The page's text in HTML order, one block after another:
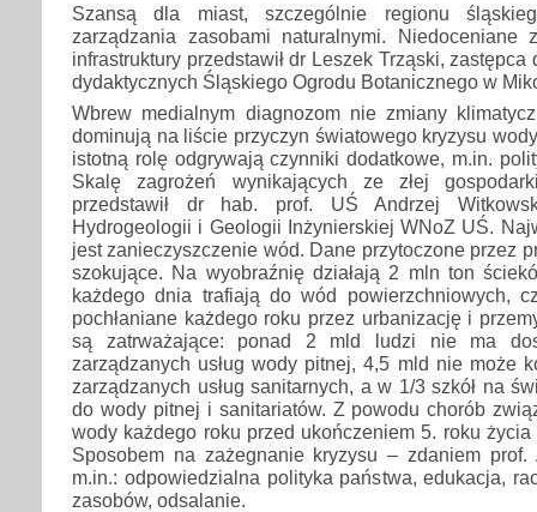
Szansą dla miast, szczególnie regionu
zarządzania zasobami naturalnymi. Niedoceniane
infrastruktury przedstawił dr Leszek Trząski,
dydaktycznych Śląskiego Ogrodu Botanicznego w
Wbrew medialnym diagnozom nie zmiany
dominują na liście przyczyn światowego kryzysu
istotną rolę odgrywają czynniki dodatkowe, m.in.
Skalę zagrożeń wynikających ze złej
przedstawił dr hab. prof. UŚ Andrzej
Hydrogeologii i Geologii Inżynierskiej WNoZ UŚ.
jest zanieczyszczenie wód. Dane przytoczone przez
szokujące. Na wyobraźnię działają 2 mln ton
każdego dnia trafiają do wód powierzchniowych,
pochłaniane każdego roku przez urbanizację i
są zatrważające: ponad 2 mld ludzi nie ma
zarządzanych usług wody pitnej, 4,5 mld nie może
zarządzanych usług sanitarnych, a w 1/3 szkół na
do wody pitnej i sanitariatów. Z powodu chorób
wody każdego roku przed ukończeniem 5. roku
Sposobem na zażegnanie kryzysu – zdaniem
m.in.: odpowiedzialna polityka państwa, edukacja,
zasobów, odsalanie.